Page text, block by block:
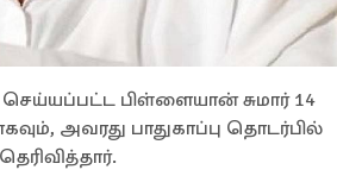
பிள்ளையான் சுமார் 14
அவரது பாதுகாப்பு தொடர்பில்